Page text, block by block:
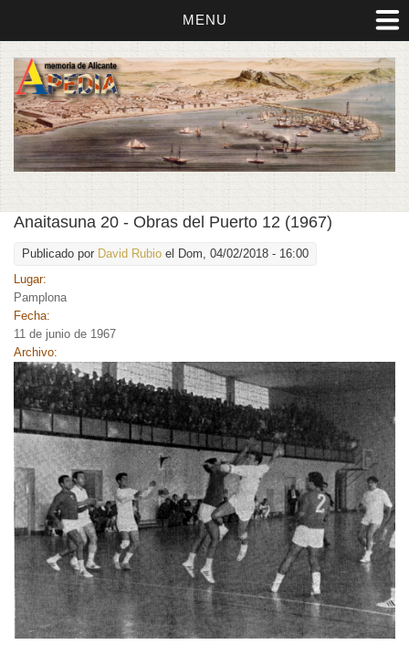
MENU
Anaitasuna 20 - Obras del Puerto 12 (1967)
Publicado por David Rubio el Dom, 04/02/2018 - 16:00
Lugar:
Pamplona
Fecha:
11 de junio de 1967
Archivo: